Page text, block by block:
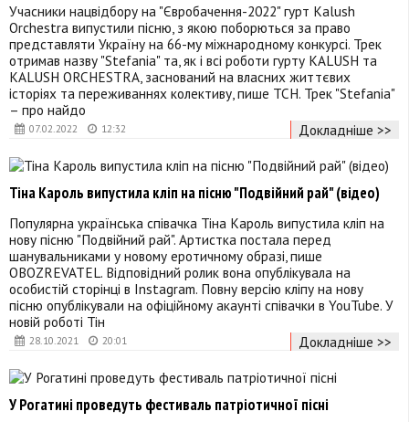
07.02.2022 12:32
Учасники нацвідбору на "Євробачення-2022" гурт Kalush
Orchestra випустили пісню, з якою поборються за право
представляти Україну на 66-му міжнародному конкурсі. Трек
отримав назву "Stefania" та, як і всі роботи гурту KALUSH та
KALUSH ORCHESTRA, заснований на власних життєвих
історіях та переживаннях колективу, пише ТСН. Трек "Stefania"
– про найдо
Докладніше >>
28.10.2021 20:01
Тіна Кароль випустила кліп на пісню "Подвійний рай" (відео)
Популярна українська співачка Тіна Кароль випустила кліп на
нову пісню "Подвійний рай". Артистка постала перед
шанувальниками у новому еротичному образі, пише
OBOZREVATEL. Відповідний ролик вона опублікувала на
особистій сторінці в Instagram. Повну версію кліпу на нову
пісню опублікували на офіційному акаунті співачки в YouTube. У
новій роботі Тін
Докладніше >>
У Рогатині проведуть фестиваль патріотичної пісні